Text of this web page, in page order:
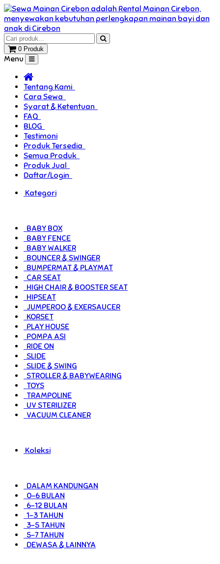
0 Produk
Menu
Tentang Kami
Cara Sewa
Syarat & Ketentuan
FAQ
BLOG
Testimoni
Produk Tersedia
Semua Produk
Produk Jual
Daftar/Login
Kategori
BABY BOX
BABY FENCE
BABY WALKER
BOUNCER & SWINGER
BUMPERMAT & PLAYMAT
CAR SEAT
HIGH CHAIR & BOOSTER SEAT
HIPSEAT
JUMPEROO & EXERSAUCER
KORSET
PLAY HOUSE
POMPA ASI
RIDE ON
SLIDE
SLIDE & SWING
STROLLER & BABYWEARING
TOYS
TRAMPOLINE
UV STERILIZER
VACUUM CLEANER
Koleksi
DALAM KANDUNGAN
0-6 BULAN
6-12 BULAN
1-3 TAHUN
3-5 TAHUN
5-7 TAHUN
DEWASA & LAINNYA